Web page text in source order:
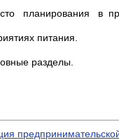
в
питания.
разделы.